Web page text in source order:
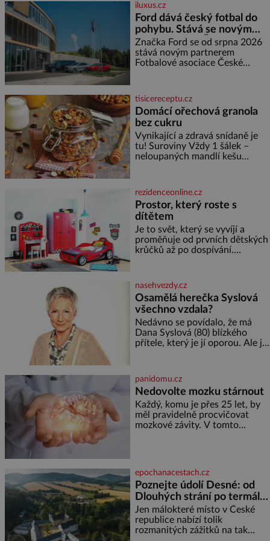
spokojí se lupič s několika
měďáky a štůčky látky. Zraněná
žena pár dní nato umírá. Je to
muž nebývale krutý. Jeho činy
budí hrůzu ještě dlouho po jeho
smrti
iluxus.cz
Ford dává český fotbal do
pohybu. Stává se novým
partnerem FAČR
Značka Ford se od srpna 2026
stává novým partnerem
Fotbalové asociace České
asociace, reprezentačních týmů
i českého fotbalu v regionech.
Partner
tisicereceptu.cz
Domácí ořechová granola
bez cukru
Vynikající a zdravá snídaně je
tu! Suroviny Vždy 1 šálek –
neloupaných mandlí kešu
semínek dýně rozinek 3 šálky
ovesných vloček 1 lžíce mlet
rezidenceonline.cz
Prostor, který roste s
dítětem
Je to svět, který se vyvíjí a
proměňuje od prvních dětských
krůčků až po dospívání.
soustředění i odpočinek a
reaguje na každou etapu života
a specifické potřeby dítěte. Pro
nejmenší je klíčová
jednoduchost, měkkost a
bezpečí, proto by pokoj
miminka měl působit především
nasehvezdy.cz
Osamělá herečka Syslová
všechno vzdala?
Nedávno se povídalo, že má
Dana Syslová (80) blízkého
přítele, který je jí oporou. Ale je
častěji mluví o svém odchodu.
Dohnala ji snad samota? Půs
panidomu.cz
Nedovolte mozku stárnout
Každý, komu je přes 25 let, by
měl pravidelně procvičovat
mozkové závity. V tomto
marně v paměti lovíte název
knížky, kterou jste nedávno
přečetli. Je to opravdu tak, s
věkem jako kdyby se paměť
rozhodla stávkovat. Cvičte
epochanacestach.cz
Poznejte údolí Desné: od
Dlouhých strání po termální
prameny
Jen málokteré místo v České
republice nabízí tolik
rozmanitých zážitků na tak